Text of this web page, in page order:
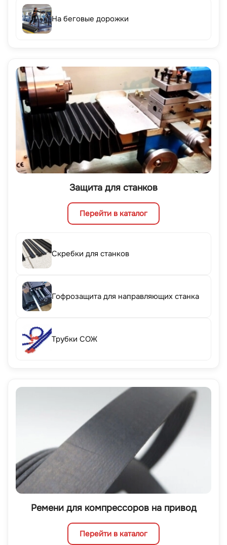
На беговые дорожки
Защита для станков
Перейти в каталог
Скребки для станков
Гофрозащита для направляющих станка
Трубки СОЖ
Ремени для компрессоров на привод
Перейти в каталог